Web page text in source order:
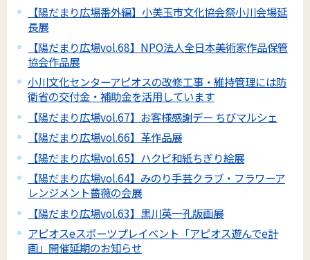
【陽だまり広場番外編】小美玉市文化協会祭小川会場延
長展
【陽だまり広場vol.68】NPO法人全日本美術家作品保管
協会作品展
小川文化センターアピオスの改修工事・維持管理には防
衛省の交付金・補助金を活用しています
【陽だまり広場vol.67】お客様感謝デー ちびマルシェ
【陽だまり広場vol.66】革作品展
【陽だまり広場vol.65】ハクビ和紙ちぎり絵展
【陽だまり広場vol.64】みのり手芸クラブ・フラワーア
レンジメント薔薇の会展
【陽だまり広場vol.63】黒川英一孔版画展
アピオスeスポーツプレイベント「アピオス遊んでe計
画」開催延期のお知らせ